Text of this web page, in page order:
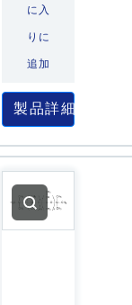
に入
りに
追加
製品詳細